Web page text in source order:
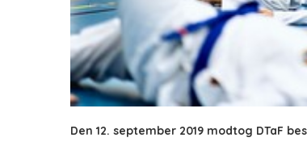
Den 12. september 2019 modtog DTaF